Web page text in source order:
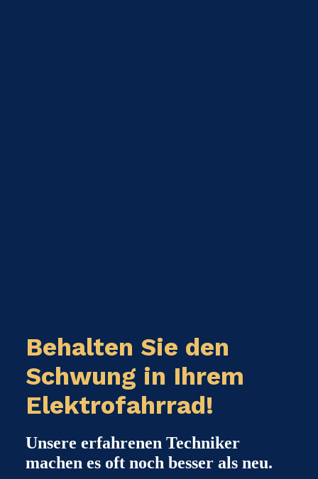
Behalten Sie den
Schwung in Ihrem
Elektrofahrrad!
Unsere erfahrenen Techniker
machen es oft noch besser als neu.